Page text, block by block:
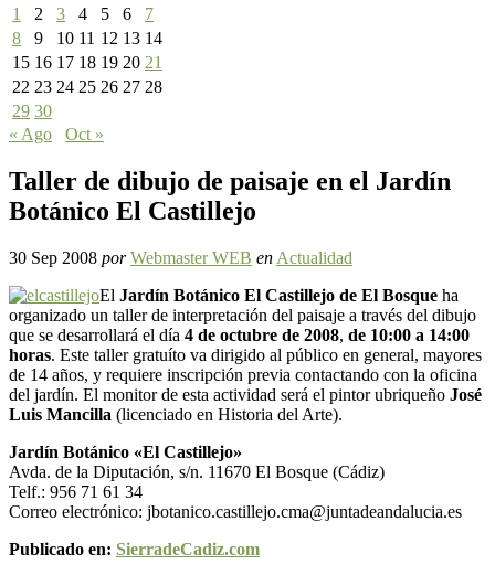
1
2 3 4 5 6
7
8
9 10 11 12 13 14
15 16 17 18 19 20 21
22 23 24 25 26 27 28
29 30
« Ago
Oct »
Taller de dibujo de paisaje en el Jardín
Botánico El Castillejo
30 Sep 2008 por Webmaster WEB en Actualidad
El Jardín Botánico El Castillejo de El Bosque ha
organizado un taller de interpretación del paisaje a través del dibujo
que se desarrollará el día 4 de octubre de 2008, de 10:00 a 14:00
horas. Este taller gratuíto va dirigido al público en general, mayores
de 14 años, y requiere inscripción previa contactando con la oficina
del jardín. El monitor de esta actividad será el pintor ubriqueño José
Luis Mancilla (licenciado en Historia del Arte).
Jardín Botánico «El Castillejo»
Avda. de la Diputación, s/n. 11670 El Bosque (Cádiz)
Telf.: 956 71 61 34
Correo electrónico: jbotanico.castillejo.cma@juntadeandalucia.es
Publicado en: SierradeCadiz.com